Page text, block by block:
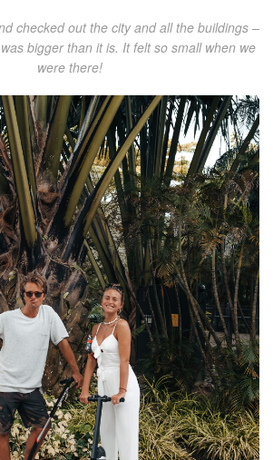
checked out the city and all the buildings –
bigger than it is. It felt so small when we
were there!